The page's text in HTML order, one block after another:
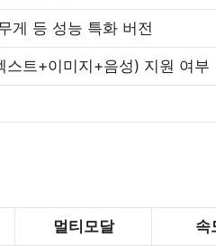
게 등 성능 특화 버전
스트+이미지+음성) 지원 여부
멀티모달 속